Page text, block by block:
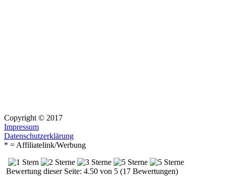
Copyright © 2017
Impressum
Datenschutzerklärung
* = Affiliatelink/Werbung
Bewertung dieser Seite: 4.50 von 5 (17 Bewertungen)